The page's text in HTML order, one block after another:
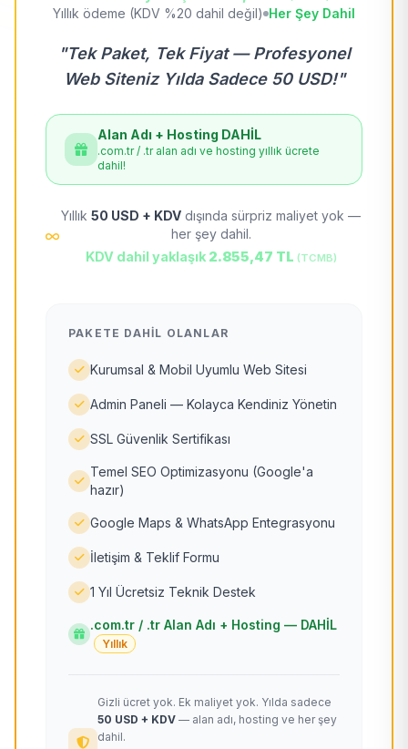
Yıllık ödeme (KDV %20 dahil değil) Her Şey Dahil
"Tek Paket, Tek Fiyat — Profesyonel
Web Siteniz Yılda Sadece 50 USD!"
Alan Adı + Hosting DAHİL
.com.tr / .tr alan adı ve hosting yıllık ücrete
dahil!
Yıllık 50 USD + KDV dışında sürpriz maliyet yok —
her şey dahil.
KDV dahil yaklaşık 2.855,47 TL (TCMB)
PAKETE DAHIL OLANLAR
Kurumsal & Mobil Uyumlu Web Sitesi
Admin Paneli — Kolayca Kendiniz Yönetin
SSL Güvenlik Sertifikası
Temel SEO Optimizasyonu (Google'a
hazır)
Google Maps & WhatsApp Entegrasyonu
İletişim & Teklif Formu
1 Yıl Ücretsiz Teknik Destek
.com.tr / .tr Alan Adı + Hosting — DAHİL
Yıllık
Gizli ücret yok. Ek maliyet yok. Yılda sadece
50 USD + KDV — alan adı, hosting ve her şey
dahil.